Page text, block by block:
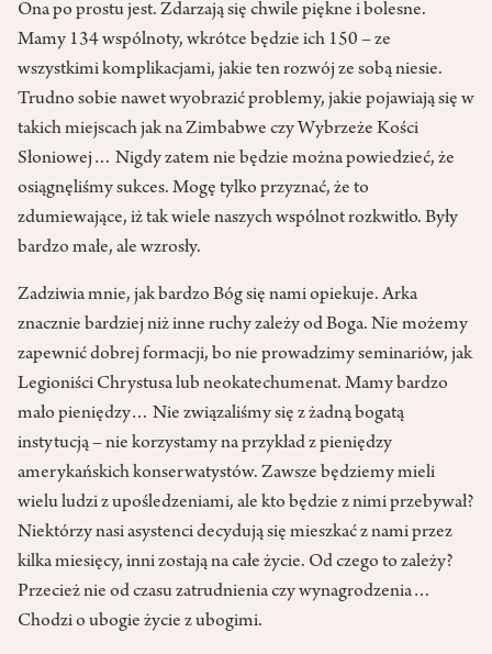
Ona po prostu jest. Zdarzają się chwile piękne i bolesne.
Mamy 134 wspólnoty, wkrótce będzie ich 150 – ze
wszystkimi komplikacjami, jakie ten rozwój ze sobą niesie.
Trudno sobie nawet wyobrazić problemy, jakie pojawiają się w
takich miejscach jak na Zimbabwe czy Wybrzeże Kości
Słoniowej… Nigdy zatem nie będzie można powiedzieć, że
osiągnęliśmy sukces. Mogę tylko przyznać, że to
zdumiewające, iż tak wiele naszych wspólnot rozkwitło. Były
bardzo małe, ale wzrosły.
Zadziwia mnie, jak bardzo Bóg się nami opiekuje. Arka
znacznie bardziej niż inne ruchy zależy od Boga. Nie możemy
zapewnić dobrej formacji, bo nie prowadzimy seminariów, jak
Legioniści Chrystusa lub neokatechumenat. Mamy bardzo
mało pieniędzy… Nie związaliśmy się z żadną bogatą
instytucją – nie korzystamy na przykład z pieniędzy
amerykańskich konserwatystów. Zawsze będziemy mieli
wielu ludzi z upośledzeniami, ale kto będzie z nimi przebywał?
Niektórzy nasi asystenci decydują się mieszkać z nami przez
kilka miesięcy, inni zostają na całe życie. Od czego to zależy?
Przecież nie od czasu zatrudnienia czy wynagrodzenia…
Chodzi o ubogie życie z ubogimi.